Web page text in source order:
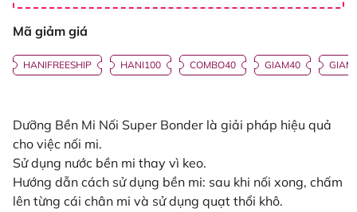
Mã giảm giá
HANIFREESHIP HANI100 COMBO40 GIAM40
Dưỡng Bền Mi Nối Super Bonder là giải pháp hiệu quả
cho việc nối mi.
Sử dụng nước bền mi thay vì keo.
Hướng dẫn cách sử dụng bền mi: sau khi nối xong, chấm
lên từng cái chân mi và sử dụng quạt thổi khô.